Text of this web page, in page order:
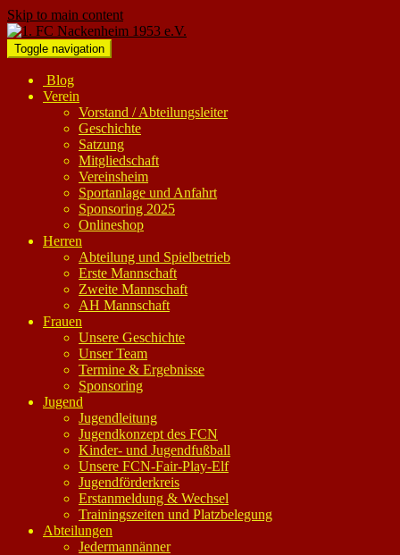
Skip to main content
Toggle navigation
Blog
Verein
Vorstand / Abteilungsleiter
Geschichte
Satzung
Mitgliedschaft
Vereinsheim
Sportanlage und Anfahrt
Sponsoring 2025
Onlineshop
Herren
Abteilung und Spielbetrieb
Erste Mannschaft
Zweite Mannschaft
AH Mannschaft
Frauen
Unsere Geschichte
Unser Team
Termine & Ergebnisse
Sponsoring
Jugend
Jugendleitung
Jugendkonzept des FCN
Kinder- und Jugendfußball
Unsere FCN-Fair-Play-Elf
Jugendförderkreis
Erstanmeldung & Wechsel
Trainingszeiten und Platzbelegung
Abteilungen
Jedermannänner